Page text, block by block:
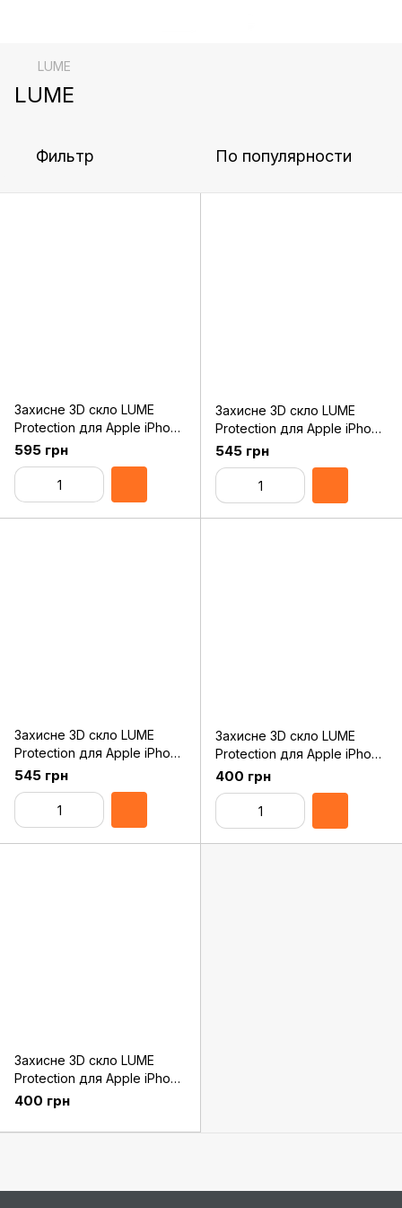
LUME
LUME
Фильтр По популярности
Захисне 3D скло LUME
Protection для Apple iPhone
11 Pro Max/XS Max Front
Black
595 грн
Захисне 3D скло LUME
Protection для Apple iPhone
11/XR Front Black
545 грн
Захисне 3D скло LUME
Protection для Apple iPhone
11 Pro/XS/X Front Black
545 грн
Захисне 3D скло LUME
Protection для Apple iPhone
8/7 Black
400 грн
Захисне 3D скло LUME
Protection для Apple iPhone
XR Front Black
400 грн